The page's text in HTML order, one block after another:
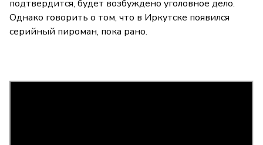
подтвердится, будет возбуждено уголовное дело.
Однако говорить о том, что в Иркутске появился
серийный пироман, пока рано.